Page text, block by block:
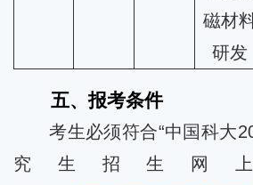
磁材
研发
五、报考条件
考生必须符合“中国科大
究生招生网